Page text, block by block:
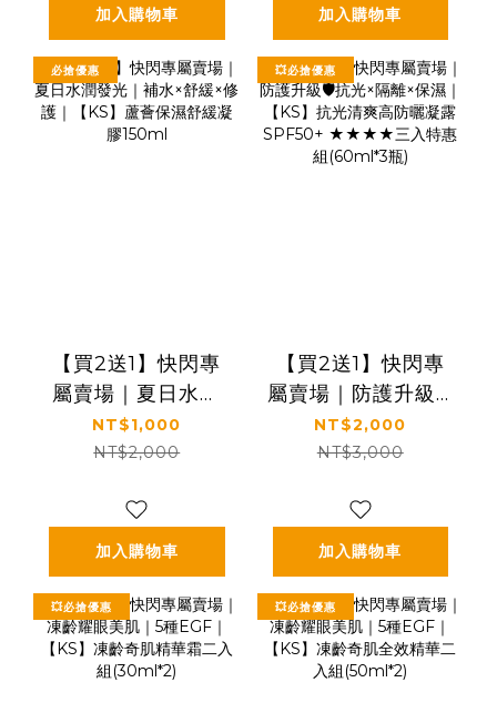
霜30ml)🎁贈精美
提袋
加入購物車 加入購物車
必搶優惠
【買2送1】快閃專
屬賣場｜夏日水潤
發光｜補水×舒緩×
修護｜【KS】蘆薈
150ml
NT$1,000
NT$2,000
加入購物車
💥必搶優惠
【買2送1】快閃專
屬賣場｜防護升級🛡️
抗光×隔離×保濕｜
【KS】抗光清爽高
★★★★三入特惠
組(60ml*3瓶)
NT$2,000
NT$3,000
加入購物車
💥必搶優惠 💥必搶優惠